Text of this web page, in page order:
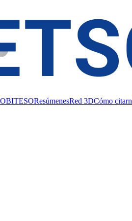
BITESOResúmenesRed 3DCómo